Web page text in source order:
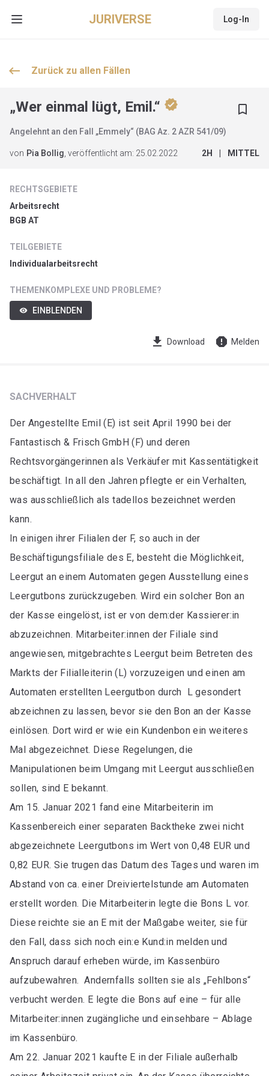
Open main menu JURIVERSE Log-In
keyboard_backspace Zurück zu allen Fällen
„Wer einmal lügt, Emil.“ verified bookmark_border
Angelehnt an den Fall „Emmely“ (BAG Az. 2 AZR 541/09)
von Pia Bollig , veröffentlicht am: 25.02.2022 2H MITTEL
RECHTSGEBIETE
Arbeitsrecht
BGB AT
TEILGEBIETE
Individualarbeitsrecht
THEMENKOMPLEXE UND PROBLEME?
visibility EINBLENDEN
get_app Download report Melden
SACHVERHALT
Der Angestellte Emil (E) ist seit April 1990 bei der
Fantastisch & Frisch GmbH (F) und deren
Rechtsvorgängerinnen als Verkäufer mit Kassentätigkeit
beschäftigt. In all den Jahren pflegte er ein Verhalten,
was ausschließlich als tadellos bezeichnet werden
kann.
In einigen ihrer Filialen der F, so auch in der
Beschäftigungsfiliale des E, besteht die Möglichkeit,
Leergut an einem Automaten gegen Ausstellung eines
Leergutbons zurückzugeben. Wird ein solcher Bon an
der Kasse eingelöst, ist er von dem:der Kassierer:in
abzuzeichnen. Mitarbeiter:innen der Filiale sind
angewiesen, mitgebrachtes Leergut beim Betreten des
Markts der Filialleiterin (L) vorzuzeigen und einen am
Automaten erstellten Leergutbon durch L gesondert
abzeichnen zu lassen, bevor sie den Bon an der Kasse
einlösen. Dort wird er wie ein Kundenbon ein weiteres
Mal abgezeichnet. Diese Regelungen, die
Manipulationen beim Umgang mit Leergut ausschließen
sollen, sind E bekannt.
Am 15. Januar 2021 fand eine Mitarbeiterin im
Kassenbereich einer separaten Backtheke zwei nicht
abgezeichnete Leergutbons im Wert von 0,48 EUR und
0,82 EUR. Sie trugen das Datum des Tages und waren im
Abstand von ca. einer Dreiviertelstunde am Automaten
erstellt worden. Die Mitarbeiterin legte die Bons L vor.
Diese reichte sie an E mit der Maßgabe weiter, sie für
den Fall, dass sich noch ein:e Kund:in melden und
Anspruch darauf erheben würde, im Kassenbüro
aufzubewahren. Andernfalls sollten sie als „Fehlbons“
verbucht werden. E legte die Bons auf eine – für alle
Mitarbeiter:innen zugängliche und einsehbare – Ablage
im Kassenbüro.
Am 22. Januar 2021 kaufte E in der Filiale außerhalb